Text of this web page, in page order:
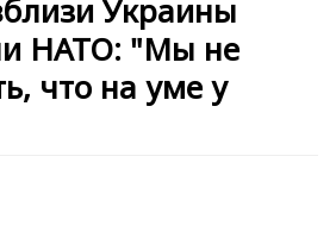
Украины
НАТО: "Мы не
что на уме у